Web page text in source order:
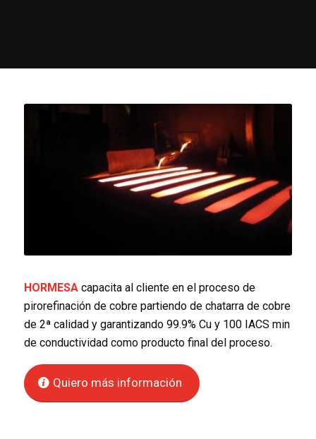
HORMESAcapacita al cliente en el proceso de
pirorefinación de cobre partiendo de chatarra de cobre
de 2ª calidad y garantizando 99.9% Cu y 100 IACS min
de conductividad como producto final del proceso.
Quiero más información